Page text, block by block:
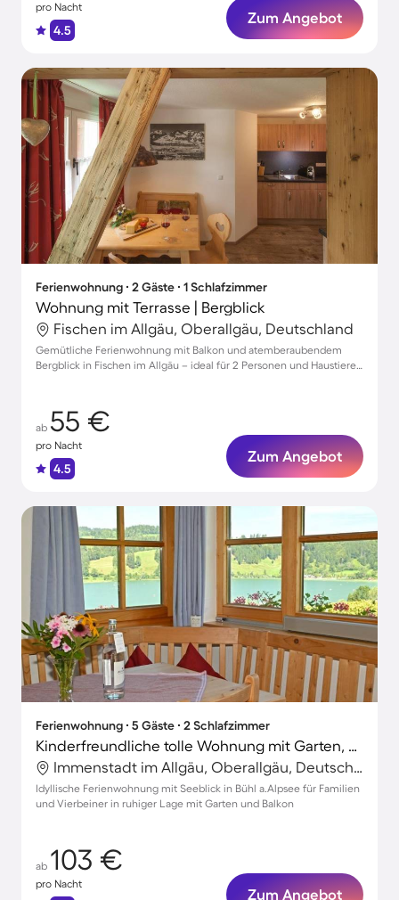
pro Nacht
4.5
Zum Angebot
Ferienwohnung ∙ 2 Gäste ∙ 1 Schlafzimmer
Wohnung mit Terrasse | Bergblick
Fischen im Allgäu, Oberallgäu, Deutschland
Gemütliche Ferienwohnung mit Balkon und atemberaubendem
Bergblick in Fischen im Allgäu – ideal für 2 Personen und Haustiere
ab 55 €
pro Nacht
4.5
Zum Angebot
Ferienwohnung ∙ 5 Gäste ∙ 2 Schlafzimmer
Kinderfreundliche tolle Wohnung mit Garten, Terrasse und Grill | Seeblick | Hunde erlaubt
Immenstadt im Allgäu, Oberallgäu, Deutschland
Idyllische Ferienwohnung mit Seeblick in Bühl a.Alpsee für Familien
und Vierbeiner in ruhiger Lage mit Garten und Balkon
ab 103 €
pro Nacht
Zum Angebot